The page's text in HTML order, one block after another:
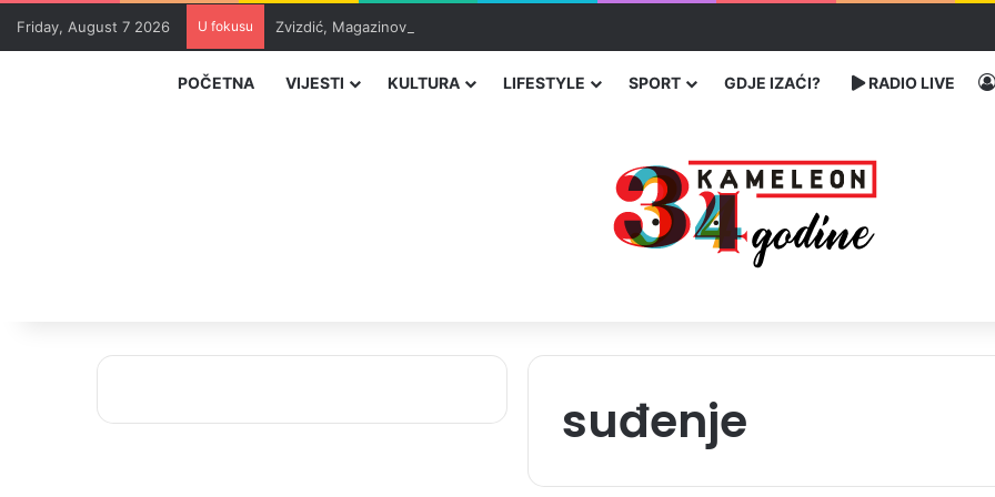
Friday, August 7 2026 U fokusu Zvizdić, Magazinović i Kojović traže poseban status za Memorijalni centar Srebrenica
POČETNA VIJESTI KULTURA LIFESTYLE SPORT GDJE IZAĆI? RADIO LIVE
suđenje